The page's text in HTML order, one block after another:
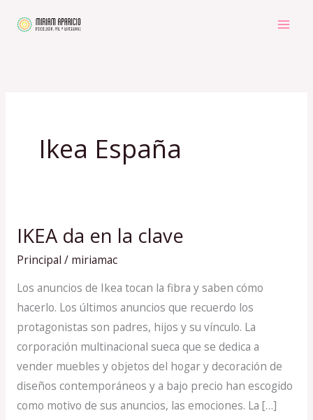
Ikea España
IKEA da en la clave
Principal / miriamac
Los anuncios de Ikea tocan la fibra y saben cómo
hacerlo. Los últimos anuncios que recuerdo los
protagonistas son padres, hijos y su vínculo. La
corporación multinacional sueca que se dedica a
vender muebles y objetos del hogar y decoración de
diseños contemporáneos y a bajo precio han escogido
como motivo de sus anuncios, las emociones. La […]
IKEA
da
la
clave